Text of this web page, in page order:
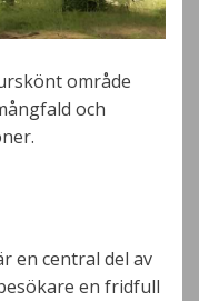
område
och
en central del av
en fridfull